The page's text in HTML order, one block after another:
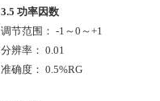
3.5 功率因数
调节范围： -1～0～+1
分辨率： 0.01
准确度： 0.5%RG